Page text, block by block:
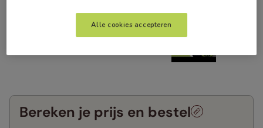
Bereken je prijs en bestel
Alle cookies accepteren